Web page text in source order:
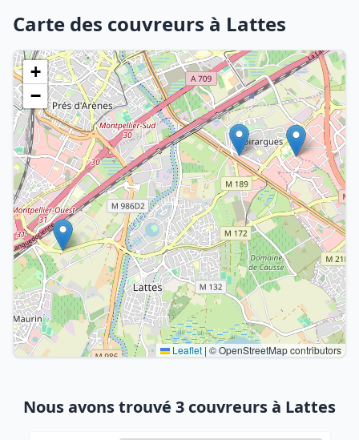
Carte des couvreurs à Lattes
+
−
Leaflet | © OpenStreetMap contributors
Nous avons trouvé 3 couvreurs à Lattes